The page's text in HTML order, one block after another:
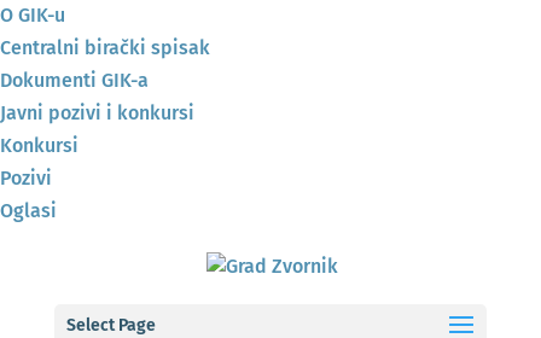
O GIK-u
Centralni birački spisak
Dokumenti GIK-a
Javni pozivi i konkursi
Konkursi
Pozivi
Oglasi
Select Page